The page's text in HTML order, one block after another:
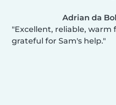
Adrian da
Excellent, reliable, warm
grateful for Sam's help.